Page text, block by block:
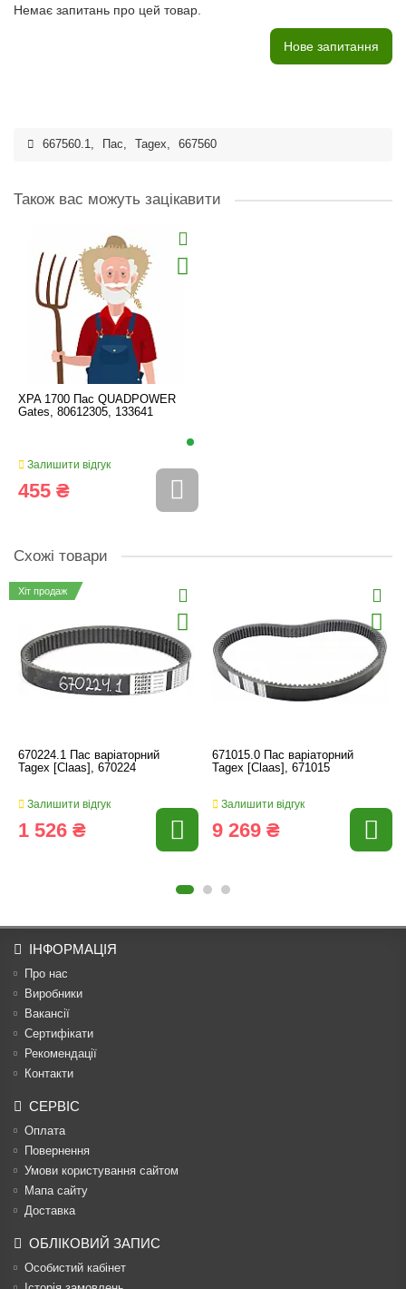
Немає запитань про цей товар.
Нове запитання
667560.1, Пас, Tagex, 667560
Також вас можуть зацікавити
XPA 1700 Пас QUADPOWER
Gates, 80612305, 133641
Залишити відгук
455 ₴
Схожі товари
Хіт продаж
670224.1 Пас варіаторний
Tagex [Claas], 670224
Залишити відгук
1 526 ₴
671015.0 Пас варіаторний
Tagex [Claas], 671015
Залишити відгук
9 269 ₴
ІНФОРМАЦІЯ
Про нас
Виробники
Вакансії
Сертифікати
Рекомендації
Контакти
СЕРВІС
Оплата
Повернення
Умови користування сайтом
Мапа сайту
Доставка
ОБЛІКОВИЙ ЗАПИС
Особистий кабінет